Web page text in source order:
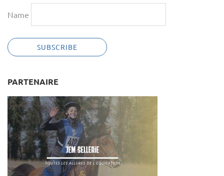
Name
PARTENAIRE